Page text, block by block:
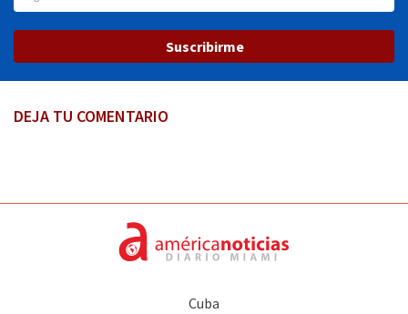
Suscribirme
DEJA TU COMENTARIO
Cuba